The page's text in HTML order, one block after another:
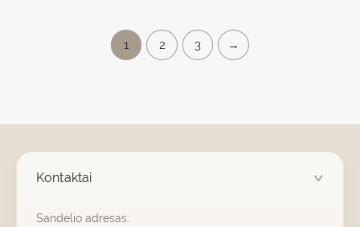
1 2 3 →
Kontaktai
Sandėlio adresas: